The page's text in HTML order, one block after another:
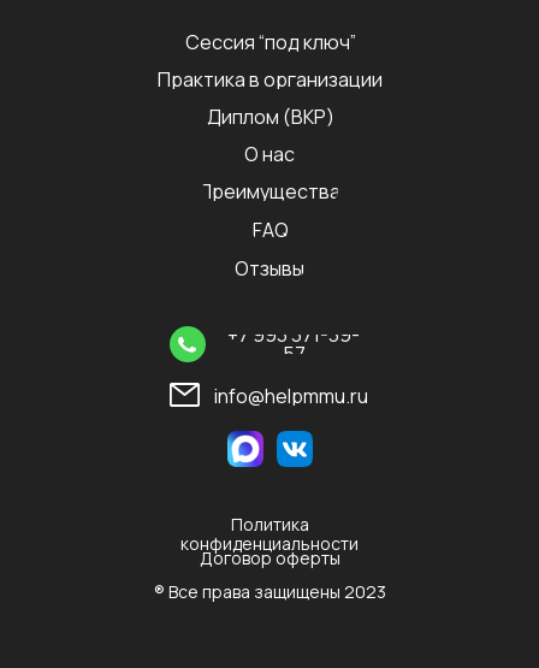
Политика
конфиденциальности
Сессия “под ключ”
Практика в организации
Диплом (ВКР)
О нас
Преимущества
FAQ
Отзывы
+7 993 371-39-
57
info@helpmmu.ru
Договор оферты
® Все права защищены 2023